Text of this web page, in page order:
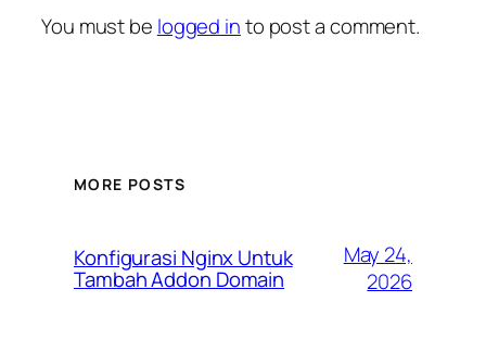
You must be logged into post a comment.
MORE POSTS
Konfigurasi Nginx Untuk
Tambah Addon Domain
May 24,
2026